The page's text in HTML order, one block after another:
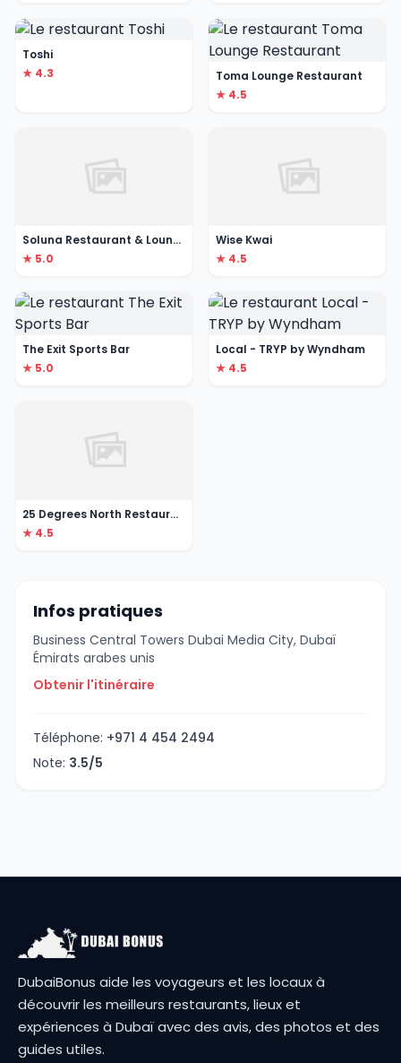
Toshi
★ 4.3
Toma Lounge Restaurant
★ 4.5
Soluna Restaurant & Lounge
★ 5.0
Wise Kwai
★ 4.5
The Exit Sports Bar
★ 5.0
Local - TRYP by Wyndham
★ 4.5
25 Degrees North Restaurant
★ 4.5
Infos pratiques
Business Central Towers Dubai Media City, Dubaï
Émirats arabes unis
Obtenir l'itinéraire
Téléphone: +971 4 454 2494
Note: 3.5/5
DubaiBonus aide les voyageurs et les locaux à
découvrir les meilleurs restaurants, lieux et
expériences à Dubaï avec des avis, des photos et des
guides utiles.